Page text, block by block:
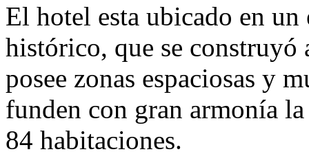
El hotel esta ubicado en
histórico, que se
posee zonas espaciosas y
funden con gran armonía
84 habitaciones.